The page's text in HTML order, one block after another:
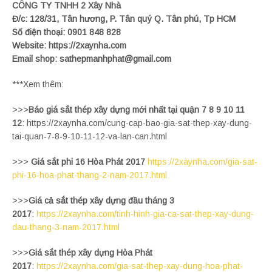
CÔNG TY TNHH 2 Xây Nhà
Đ/c: 128/31, Tân hương, P. Tân quý Q. Tân phú, Tp HCM
Số điện thoại: 0901 848 828
Website: https://2xaynha.com
Email shop: sathepmanhphat@gmail.com
***Xem thêm:
>>>Báo giá sắt thép xây dựng mới nhất tại quận 7 8 9 10 11
12: https://2xaynha.com/cung-cap-bao-gia-sat-thep-xay-dung-
tai-quan-7-8-9-10-11-12-va-lan-can.html
>>> Giá sắt phi 16 Hòa Phát 2017 https://2xaynha.com/gia-sat-
phi-16-hoa-phat-thang-2-nam-2017.html
>>>Giá cả sắt thép xây dựng đầu tháng 3
2017: https://2xaynha.com/tinh-hinh-gia-ca-sat-thep-xay-dung-
dau-thang-3-nam-2017.html
>>>Giá sắt thép xây dựng Hòa Phát
2017: https://2xaynha.com/gia-sat-thep-xay-dung-hoa-phat-